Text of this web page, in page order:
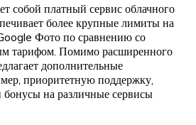
собой платный сервис облачного
более крупные лимиты на
Фото по сравнению со
тарифом. Помимо расширенного
дополнительные
приоритетную поддержку,
на различные сервисы